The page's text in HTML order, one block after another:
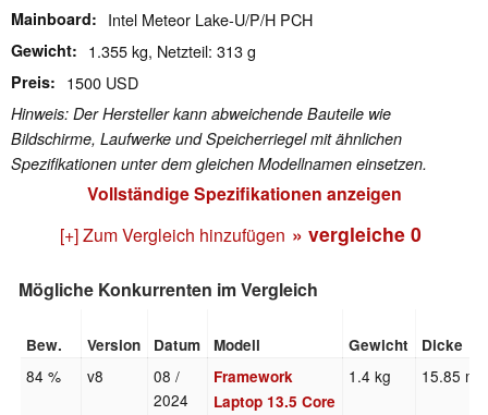
Mainboard Intel Meteor Lake-U/P/H PCH
Gewicht 1.355 kg, Netzteil: 313 g
Preis 1500 USD
Hinweis: Der Hersteller kann abweichende Bauteile wie
Bildschirme, Laufwerke und Speicherriegel mit ähnlichen
Spezifikationen unter dem gleichen Modellnamen einsetzen.
Vollständige Spezifikationen anzeigen
[+] Zum Vergleich hinzufügen » vergleiche 0
Mögliche Konkurrenten im Vergleich
Bew. Version Datum Modell Gewicht Dicke
84 % v8
08 /
2024
Framework
Laptop 13.5 Core
1.4 kg 15.85